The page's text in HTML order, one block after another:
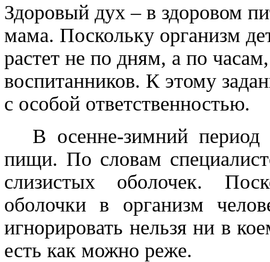
Здоровый дух – в здоровом
мама. Поскольку организм
растет не по дням, а по
воспитанников. К этому
с особой ответственностью.
В осенне-зимний период
пищи. По словам
слизистых оболочек.
оболочки в организм
игнорировать нельзя ни в
есть как можно реже.